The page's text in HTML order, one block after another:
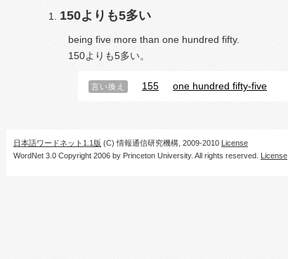
150よりも5多い
being five more than one hundred fifty.
150よりも5多い。
言い換え 155 one hundred fifty-five
日本語ワードネット1.1版 (C) 情報通信研究機構, 2009-2010 License
WordNet 3.0 Copyright 2006 by Princeton University. All rights reserved. License